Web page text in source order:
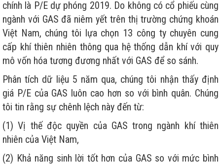
chính là P/E dự phóng 2019. Do không có cổ phiếu cùng
ngành với GAS đã niêm yết trên thị trường chứng khoán
Việt Nam, chúng tôi lựa chọn 13 công ty chuyên cung
cấp khí thiên nhiên thông qua hệ thống dẫn khí với quy
mô vốn hóa tương đương nhất với GAS để so sánh.
Phân tích dữ liệu 5 năm qua, chúng tôi nhận thấy định
giá P/E của GAS luôn cao hơn so với bình quân. Chúng
tôi tin rằng sự chênh lệch này đến từ:
(1) Vị thế độc quyền của GAS trong ngành khí thiên
nhiên của Việt Nam,
(2) Khả năng sinh lời tốt hơn của GAS so với mức bình